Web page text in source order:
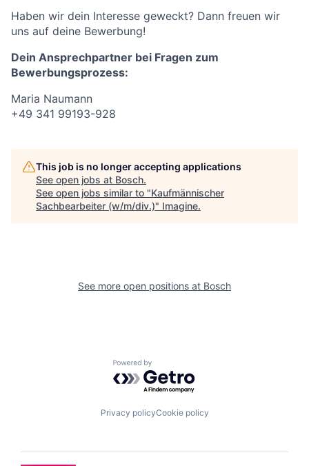
Haben wir dein Interesse geweckt? Dann freuen wir
uns auf deine Bewerbung!
Dein Ansprechpartner bei Fragen zum
Bewerbungsprozess:
Maria Naumann
+49 341 99193-928
This job is no longer accepting applications
See open jobs at Bosch.
See open jobs similar to "Kaufmännischer
Sachbearbeiter (w/m/div.)" Imagine.
See more open positions at Bosch
Powered by Getro.com
Privacy policyCookie policy